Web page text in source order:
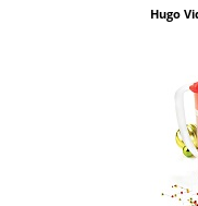
Hugo